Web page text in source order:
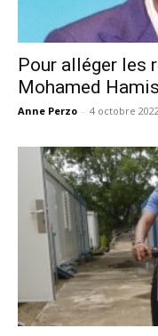
Pour alléger les
Mohamed
Anne Perzo - 4 octobre